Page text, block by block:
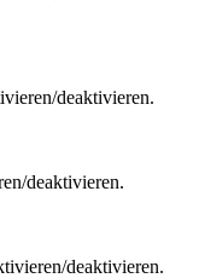
deaktivieren.
deaktivieren.
deaktivieren.